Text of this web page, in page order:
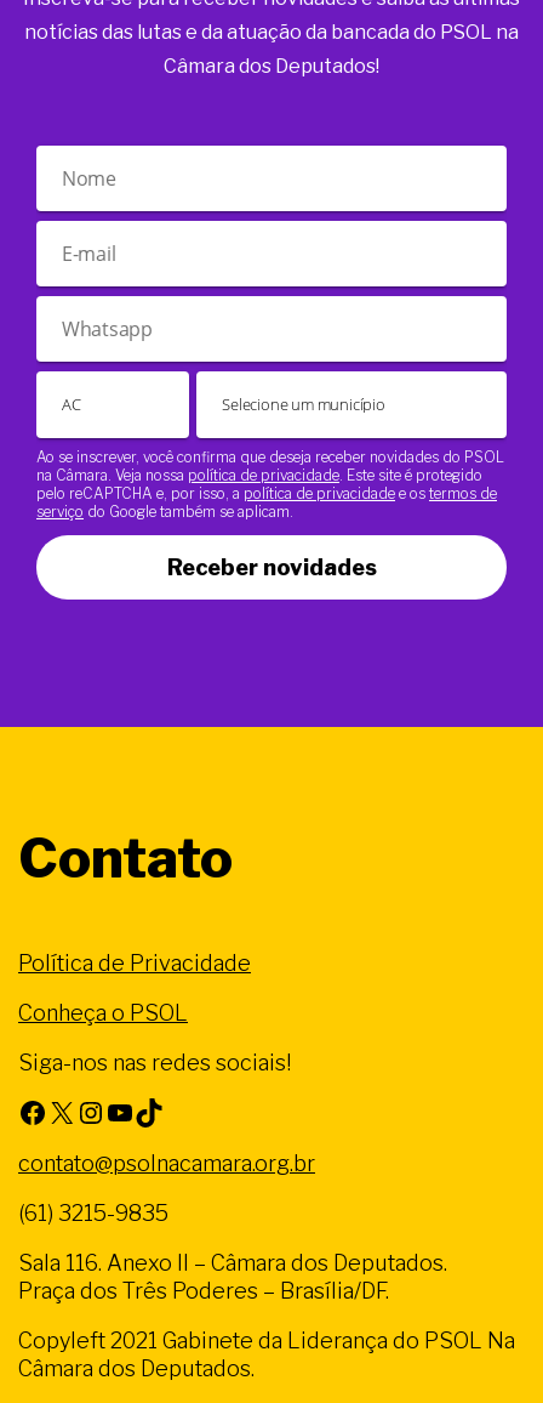
notícias das lutas e da atuação da bancada do PSOL na
Câmara dos Deputados!
Ao se inscrever, você confirma que deseja receber novidades do PSOL
na Câmara. Veja nossa política de privacidade . Este site é protegido
pelo reCAPTCHA e, por isso, a política de privacidade e os termos de
serviço do Google também se aplicam.
Receber novidades
Contato
Política de Privacidade
Conheça o PSOL
Siga-nos nas redes sociais!
Facebook X Instagram Youtube TikTok
contato@psolnacamara.org.br
(61) 3215-9835
Sala 116. Anexo II – Câmara dos Deputados.
Praça dos Três Poderes – Brasília/DF.
Copyleft 2021 Gabinete da Liderança do PSOL Na
Câmara dos Deputados.